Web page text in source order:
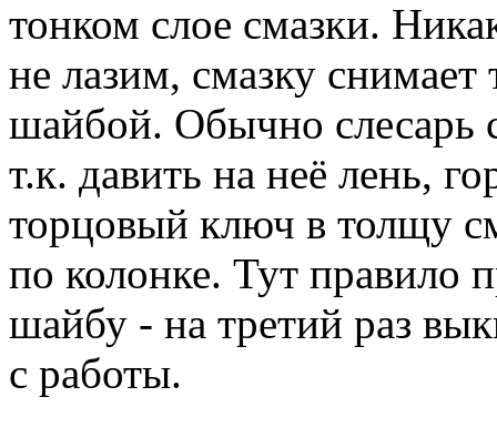
тонком слое смазки.
не лазим, смазку
шайбой. Обычно слесарь
т.к. давить на неё лень,
торцовый ключ в толщу
по колонке. Тут правило
шайбу - на третий раз
с работы.